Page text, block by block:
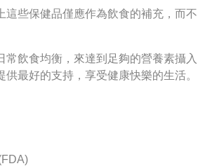
這些保健品僅應作為飲食的補充，而不
常飲食均衡，來達到足夠的營養素攝入
最好的支持，享受健康快樂的生活。